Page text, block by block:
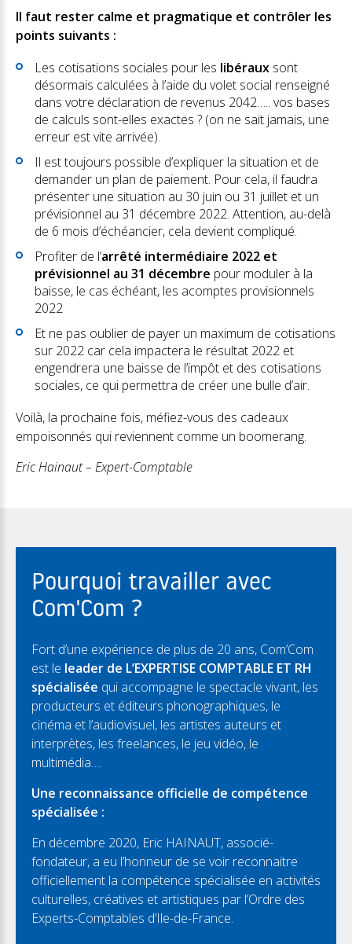
Il faut rester calme et pragmatique et contrôler les
points suivants :
Les cotisations sociales pour les libéraux sont
désormais calculées à l’aide du volet social renseigné
dans votre déclaration de revenus 2042….. vos bases
de calculs sont-elles exactes ? (on ne sait jamais, une
erreur est vite arrivée).
Il est toujours possible d’expliquer la situation et de
demander un plan de paiement. Pour cela, il faudra
présenter une situation au 30 juin ou 31 juillet et un
prévisionnel au 31 décembre 2022. Attention, au-delà
de 6 mois d’échéancier, cela devient compliqué.
Profiter de l’arrêté intermédiaire 2022 et
prévisionnel au 31 décembre pour moduler à la
baisse, le cas échéant, les acomptes provisionnels
2022
Et ne pas oublier de payer un maximum de cotisations
sur 2022 car cela impactera le résultat 2022 et
engendrera une baisse de l’impôt et des cotisations
sociales, ce qui permettra de créer une bulle d’air.
Voilà, la prochaine fois, méfiez-vous des cadeaux
empoisonnés qui reviennent comme un boomerang.
Eric Hainaut – Expert-Comptable
Pourquoi travailler avec
Com'Com ?
Fort d’une expérience de plus de 20 ans, Com’Com
est le leader de L’EXPERTISE COMPTABLE ET RH
spécialisée qui accompagne le spectacle vivant, les
producteurs et éditeurs phonographiques, le
cinéma et l’audiovisuel, les artistes auteurs et
interprètes, les freelances, le jeu vidéo, le
multimédia….
Une reconnaissance officielle de compétence
spécialisée :
En décembre 2020, Eric HAINAUT, associé-
fondateur, a eu l’honneur de se voir reconnaitre
officiellement la compétence spécialisée en activités
culturelles, créatives et artistiques par l’Ordre des
Experts-Comptables d’Ile-de-France.